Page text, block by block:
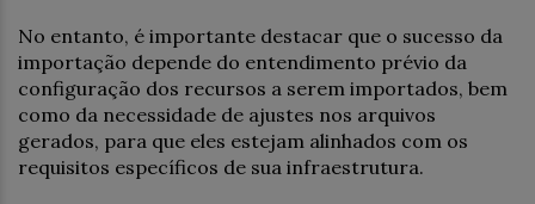
No entanto, é importante destacar que o sucesso da
importação depende do entendimento prévio da
configuração dos recursos a serem importados, bem
como da necessidade de ajustes nos arquivos
gerados, para que eles estejam alinhados com os
requisitos específicos de sua infraestrutura.